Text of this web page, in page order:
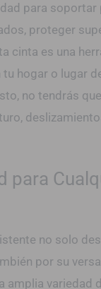
para soportar
proteger
cinta es una
hogar o lugar
no tendrás
para
no solo
por su
amplia variedad